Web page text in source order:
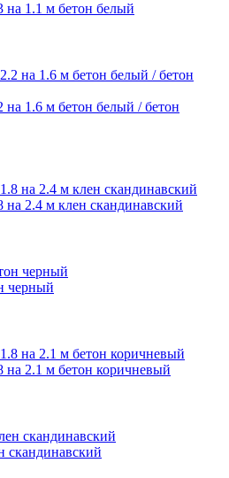
на 1.1 м бетон белый
на 1.6 м бетон белый / бетон
на 2.4 м клен скандинавский
черный
на 2.1 м бетон коричневый
скандинавский